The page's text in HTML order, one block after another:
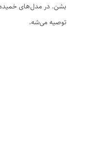
توصیه می‌شه.